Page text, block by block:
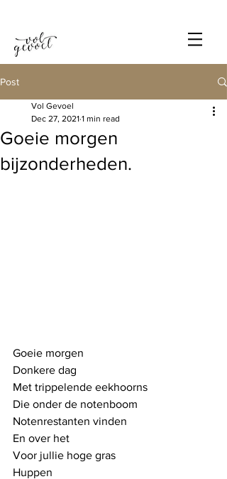
Post
Goeie morgen
bijzonderheden.
Vol Gevoel
Dec 27, 2021 1 min read
Goeie morgen
Donkere dag
Met trippelende eekhoorns
Die onder de notenboom
Notenrestanten vinden
En over het
Voor jullie hoge gras
Huppen